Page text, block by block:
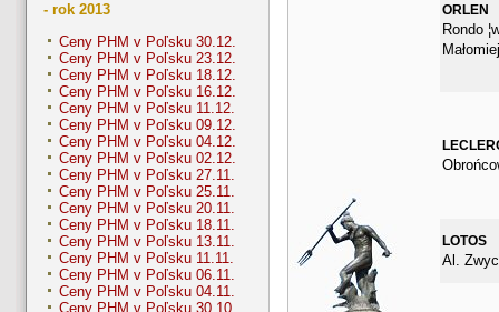
- rok 2013
Ceny PHM v Poľsku 30.12.
Ceny PHM v Poľsku 23.12.
Ceny PHM v Poľsku 18.12.
Ceny PHM v Poľsku 16.12.
Ceny PHM v Poľsku 11.12.
Ceny PHM v Poľsku 09.12.
Ceny PHM v Poľsku 04.12.
Ceny PHM v Poľsku 02.12.
Ceny PHM v Poľsku 27.11.
Ceny PHM v Poľsku 25.11.
Ceny PHM v Poľsku 20.11.
Ceny PHM v Poľsku 18.11.
Ceny PHM v Poľsku 13.11.
Ceny PHM v Poľsku 11.11.
Ceny PHM v Poľsku 06.11.
Ceny PHM v Poľsku 04.11.
Ceny PHM v Poľsku 30.10.
ORLEN
Rondo
LOTOS
Al.